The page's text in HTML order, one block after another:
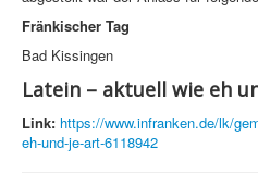
Fränkischer Tag
Bad Kissingen
Latein – aktuell wie eh
Link: https://www.infranken.de/lk/
eh-und-je-art-6118942